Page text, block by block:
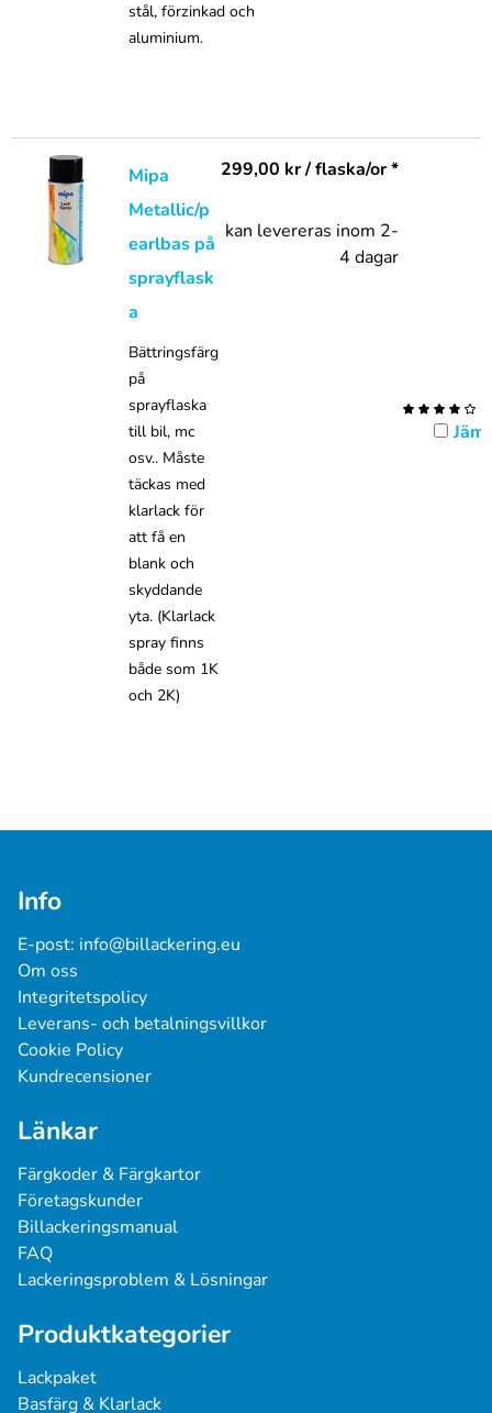
stål, förzinkad och
aluminium.
Mipa
Metallic/p
earlbas på
sprayflask
a
Bättringsfärg
på
sprayflaska
till bil, mc
osv.. Måste
täckas med
klarlack för
att få en
blank och
skyddande
yta. (Klarlack
spray finns
både som 1K
och 2K)
299,00 kr/ flaska/or *
kan levereras inom 2-
4 dagar
Info
E-post: info@billackering.eu
Om oss
Integritetspolicy
Leverans- och betalningsvillkor
Cookie Policy
Kundrecensioner
Länkar
Färgkoder & Färgkartor
Företagskunder
Billackeringsmanual
FAQ
Lackeringsproblem & Lösningar
Produktkategorier
Lackpaket
Basfärg & Klarlack